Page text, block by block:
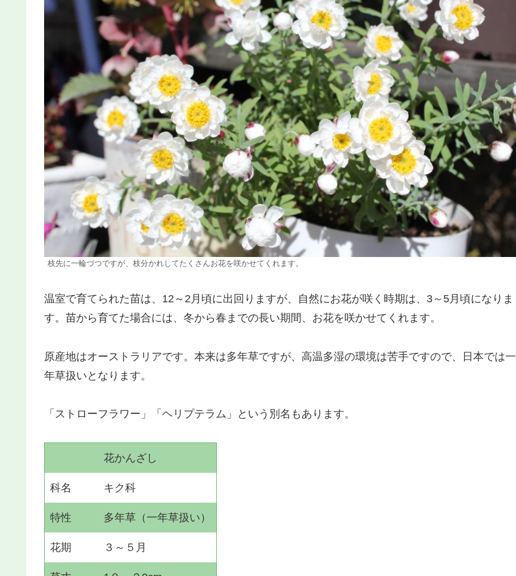
枝先に一輪づつですが、枝分かれしてたくさんお花を咲かせてくれます。
温室で育てられた苗は、12～2月頃に出回りますが、自然にお花が咲く時期は、3～5月頃になりま
す。苗から育てた場合には、冬から春までの長い期間、お花を咲かせてくれます。
原産地はオーストラリアです。本来は多年草ですが、高温多湿の環境は苦手ですので、日本では一
年草扱いとなります。
「ストローフラワー」「ヘリプテラム」という別名もあります。
花かんざし
科名 キク科
特性 多年草（一年草扱い）
花期 ３～５月